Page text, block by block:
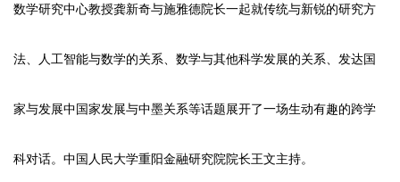
数学研究中心教授龚新奇与施雅德院长一起就传统与新锐的研究方
法、人工智能与数学的关系、数学与其他科学发展的关系、发达国
家与发展中国家发展与中墨关系等话题展开了一场生动有趣的跨学
科对话。中国人民大学重阳金融研究院院长王文主持。